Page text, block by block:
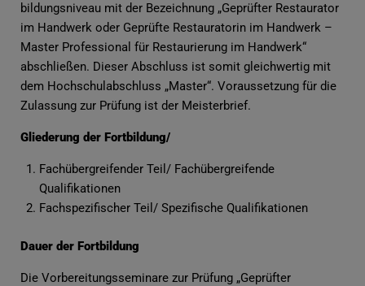
bildungsniveau mit der Bezeichnung „Geprüfter Restaurator
im Handwerk oder Geprüfte Restauratorin im Handwerk –
Master Professional für Restaurierung im Handwerk“
abschließen. Dieser Abschluss ist somit gleichwertig mit
dem Hochschulabschluss „Master“. Voraussetzung für die
Zulassung zur Prüfung ist der Meisterbrief.
Gliederung der Fortbildung/
Fachübergreifender Teil/ Fachübergreifende
Qualifikationen
Fachspezifischer Teil/ Spezifische Qualifikationen
Dauer der Fortbildung
Die Vorbereitungsseminare zur Prüfung „Geprüfter